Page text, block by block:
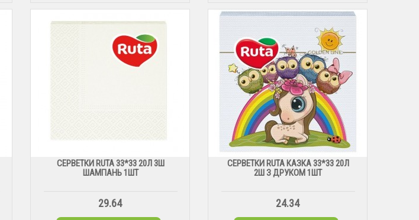
СЕРВЕТКИ RUTA 33*33 20Л 3Ш
ШАМПАНЬ 1ШТ
29.64
СЕРВЕТКИ RUTA КАЗКА 33*33 20Л
2Ш З ДРУКОМ 1ШТ
24.34